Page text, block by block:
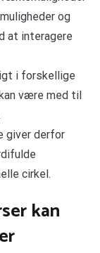
og
at interagere
i forskellige
være med til
giver derfor
cirkel.
kan